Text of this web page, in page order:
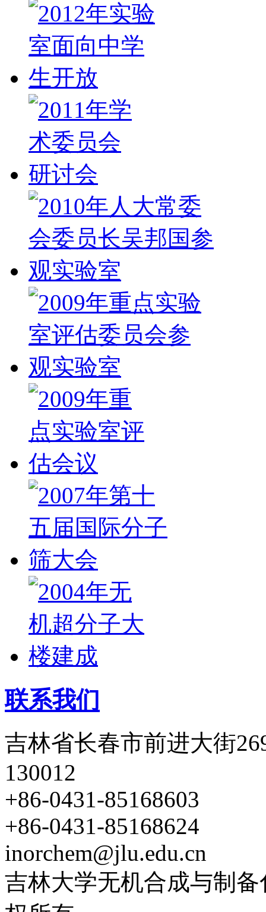
联系我们
吉林省长春市前进大街
130012
+86-0431-85168603
+86-0431-85168624
inorchem@jlu.edu.cn
吉林大学无机合成与制